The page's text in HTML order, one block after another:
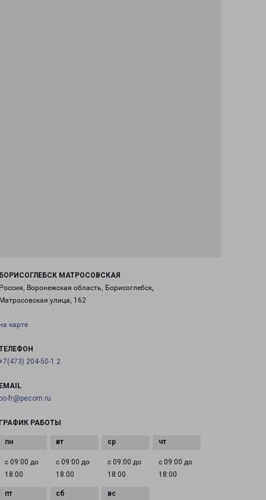
МАТРОСОВСКАЯ
Воронежская область, Борисоглебск,
улица, 162
карте
204-50-1 2
fr@pecom.ru
РАБОТЫ
с 09:00 до
18:00
с 09:00 до
18:00
с 09:00 до
18:00
с 09:00 до
18:00